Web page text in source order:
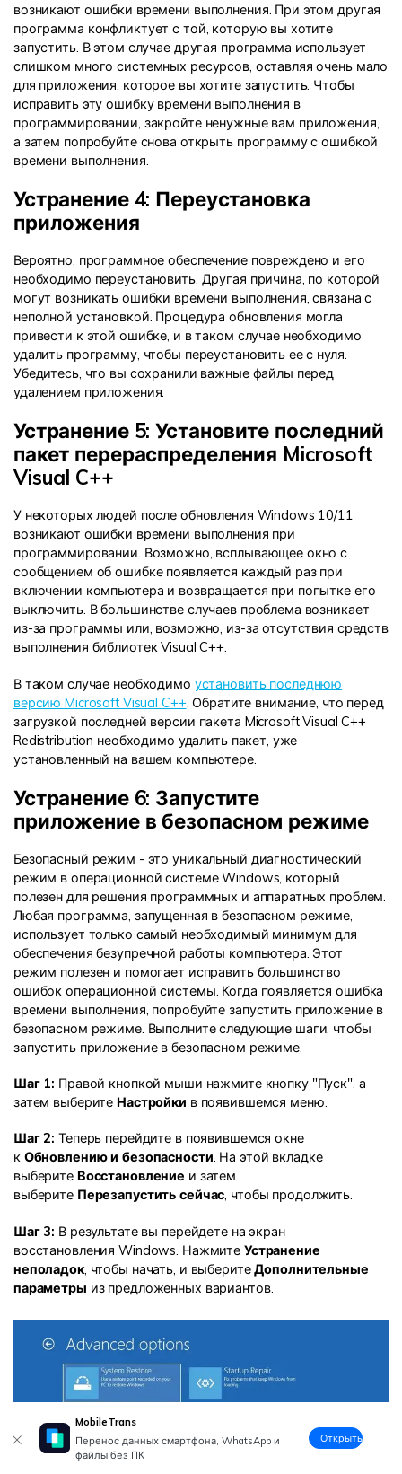
возникают ошибки времени выполнения. При этом другая
программа конфликтует с той, которую вы хотите
запустить. В этом случае другая программа использует
слишком много системных ресурсов, оставляя очень мало
для приложения, которое вы хотите запустить. Чтобы
исправить эту ошибку времени выполнения в
программировании, закройте ненужные вам приложения,
а затем попробуйте снова открыть программу с ошибкой
времени выполнения.
Устранение 4: Переустановка
приложения
Вероятно, программное обеспечение повреждено и его
необходимо переустановить. Другая причина, по которой
могут возникать ошибки времени выполнения, связана с
неполной установкой. Процедура обновления могла
привести к этой ошибке, и в таком случае необходимо
удалить программу, чтобы переустановить ее с нуля.
Убедитесь, что вы сохранили важные файлы перед
удалением приложения.
Устранение 5: Установите последний
пакет перераспределения Microsoft
Visual C++
У некоторых людей после обновления Windows 10/11
возникают ошибки времени выполнения при
программировании. Возможно, всплывающее окно с
сообщением об ошибке появляется каждый раз при
включении компьютера и возвращается при попытке его
выключить. В большинстве случаев проблема возникает
из-за программы или, возможно, из-за отсутствия средств
выполнения библиотек Visual C++.
В таком случае необходимо установить последнюю
версию Microsoft Visual C++ . Обратите внимание, что перед
загрузкой последней версии пакета Microsoft Visual C++
Redistribution необходимо удалить пакет, уже
установленный на вашем компьютере.
Устранение 6: Запустите
приложение в безопасном режиме
Безопасный режим - это уникальный диагностический
режим в операционной системе Windows, который
полезен для решения программных и аппаратных проблем.
Любая программа, запущенная в безопасном режиме,
использует только самый необходимый минимум для
обеспечения безупречной работы компьютера. Этот
режим полезен и помогает исправить большинство
ошибок операционной системы. Когда появляется ошибка
времени выполнения, попробуйте запустить приложение в
безопасном режиме. Выполните следующие шаги, чтобы
запустить приложение в безопасном режиме.
Шаг 1: Правой кнопкой мыши нажмите кнопку "Пуск", а
затем выберите Настройки в появившемся меню.
Шаг 2: Теперь перейдите в появившемся окне
к Обновлению и безопасности. На этой вкладке
выберите Восстановление и затем
выберите Перезапустить сейчас, чтобы продолжить.
Шаг 3: В результате вы перейдете на экран
восстановления Windows. Нажмите Устранение
неполадок, чтобы начать, и выберите Дополнительные
параметры из предложенных вариантов.
MobileTrans
Перенос данных смартфона, WhatsApp и
файлы без ПК
Открыть